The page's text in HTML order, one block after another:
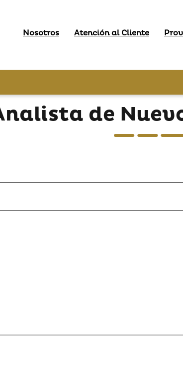
Nosotros Atención al Cliente
de